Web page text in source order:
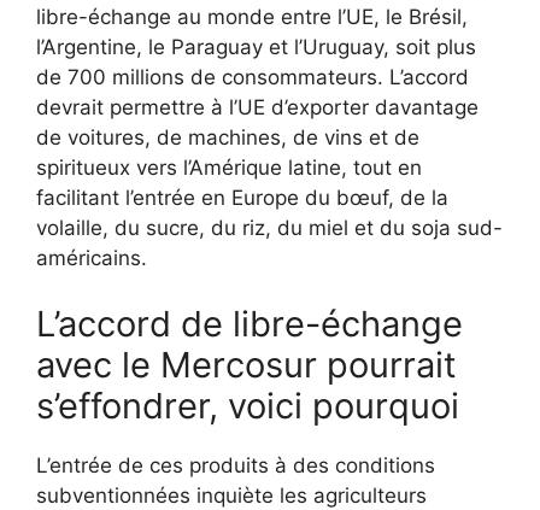
libre-échange au monde entre l’UE, le Brésil,
l’Argentine, le Paraguay et l’Uruguay, soit plus
de 700 millions de consommateurs. L’accord
devrait permettre à l’UE d’exporter davantage
de voitures, de machines, de vins et de
spiritueux vers l’Amérique latine, tout en
facilitant l’entrée en Europe du bœuf, de la
volaille, du sucre, du riz, du miel et du soja sud-
américains.
L’accord de libre-échange
avec le Mercosur pourrait
s’effondrer, voici pourquoi
L’entrée de ces produits à des conditions
subventionnées inquiète les agriculteurs